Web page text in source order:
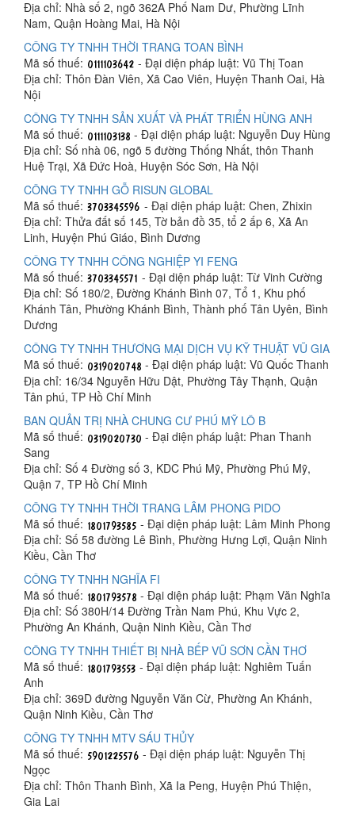
Địa chỉ: Nhà số 2, ngõ 362A Phố Nam Dư, Phường Lĩnh
Nam, Quận Hoàng Mai, Hà Nội
CÔNG TY TNHH THỜI TRANG TOAN BÌNH
Mã số thuế:
- Đại diện pháp luật: Vũ Thị Toan
Địa chỉ: Thôn Đàn Viên, Xã Cao Viên, Huyện Thanh Oai, Hà
Nội
CÔNG TY TNHH SẢN XUẤT VÀ PHÁT TRIỂN HÙNG ANH
Mã số thuế:
- Đại diện pháp luật: Nguyễn Duy Hùng
Địa chỉ: Số nhà 06, ngõ 5 đường Thống Nhất, thôn Thanh
Huệ Trại, Xã Đức Hoà, Huyện Sóc Sơn, Hà Nội
CÔNG TY TNHH GỖ RISUN GLOBAL
Mã số thuế:
- Đại diện pháp luật: Chen, Zhixin
Địa chỉ: Thửa đất số 145, Tờ bản đồ 35, tổ 2 ấp 6, Xã An
Linh, Huyện Phú Giáo, Bình Dương
CÔNG TY TNHH CÔNG NGHIỆP YI FENG
Mã số thuế:
- Đại diện pháp luật: Từ Vinh Cường
Địa chỉ: Số 180/2, Đường Khánh Bình 07, Tổ 1, Khu phố
Khánh Tân, Phường Khánh Bình, Thành phố Tân Uyên, Bình
Dương
CÔNG TY TNHH THƯƠNG MẠI DỊCH VỤ KỸ THUẬT VŨ GIA
Mã số thuế:
- Đại diện pháp luật: Vũ Quốc Thanh
Địa chỉ: 16/34 Nguyễn Hữu Dật, Phường Tây Thạnh, Quận
Tân phú, TP Hồ Chí Minh
BAN QUẢN TRỊ NHÀ CHUNG CƯ PHÚ MỸ LÔ B
Mã số thuế:
- Đại diện pháp luật: Phan Thanh
Sang
Địa chỉ: Số 4 Đường số 3, KDC Phú Mỹ, Phường Phú Mỹ,
Quận 7, TP Hồ Chí Minh
CÔNG TY TNHH THỜI TRANG LÂM PHONG PIDO
Mã số thuế:
- Đại diện pháp luật: Lâm Minh Phong
Địa chỉ: Số 58 đường Lê Bình, Phường Hưng Lợi, Quận Ninh
Kiều, Cần Thơ
CÔNG TY TNHH NGHĨA FI
Mã số thuế:
- Đại diện pháp luật: Phạm Văn Nghĩa
Địa chỉ: Số 380H/14 Đường Trần Nam Phú, Khu Vực 2,
Phường An Khánh, Quận Ninh Kiều, Cần Thơ
CÔNG TY TNHH THIẾT BỊ NHÀ BẾP VŨ SƠN CẦN THƠ
Mã số thuế:
- Đại diện pháp luật: Nghiêm Tuấn
Anh
Địa chỉ: 369D đường Nguyễn Văn Cừ, Phường An Khánh,
Quận Ninh Kiều, Cần Thơ
CÔNG TY TNHH MTV SÁU THỦY
Mã số thuế:
- Đại diện pháp luật: Nguyễn Thị
Ngọc
Địa chỉ: Thôn Thanh Bình, Xã Ia Peng, Huyện Phú Thiện,
Gia Lai